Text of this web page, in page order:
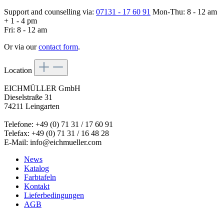
Support and counselling via: 07131 - 17 60 91 Mon-Thu: 8 - 12 am
+ 1 - 4 pm
Fri: 8 - 12 am
Or via ourcontact form.
Location
EICHMÜLLER GmbH
Dieselstraße 31
74211 Leingarten
Telefone: +49 (0) 71 31 / 17 60 91
Telefax: +49 (0) 71 31 / 16 48 28
E-Mail: info@eichmueller.com
News
Katalog
Farbtafeln
Kontakt
Lieferbedingungen
AGB